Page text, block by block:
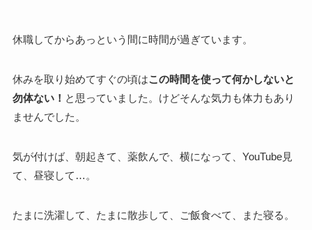
休職してからあっという間に時間が過ぎています。
休みを取り始めてすぐの頃はこの時間を使って何かしないと
勿体ない！ と思っていました。けどそんな気力も体力もあり
ませんでした。
気が付けば、朝起きて、薬飲んで、横になって、YouTube見
て、昼寝して…。
たまに洗濯して、たまに散歩して、ご飯食べて、また寝る。